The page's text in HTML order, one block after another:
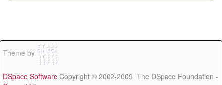
Theme by
DSpace Software Copyright © 2002-2009 The DSpace Foundation -